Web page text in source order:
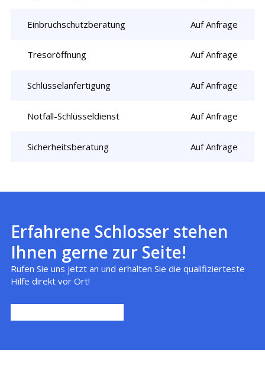
Einbruchschutzberatung Auf Anfrage
Tresoröffnung Auf Anfrage
Schlüsselanfertigung Auf Anfrage
Notfall-Schlüsseldienst Auf Anfrage
Sicherheitsberatung Auf Anfrage
Erfahrene Schlosser stehen
Ihnen gerne zur Seite!
Rufen Sie uns jetzt an und erhalten Sie die qualifizierteste
Hilfe direkt vor Ort!